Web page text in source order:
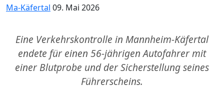
Ma-Käfertal 09. Mai 2026
Eine Verkehrskontrolle in Mannheim-Käfertal
endete für einen 56-jährigen Autofahrer mit
einer Blutprobe und der Sicherstellung seines
Führerscheins.